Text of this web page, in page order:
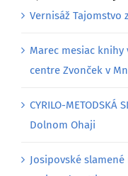
Najnovšie články
Marec mesiac knihy
CYRILO-METODSKÁ